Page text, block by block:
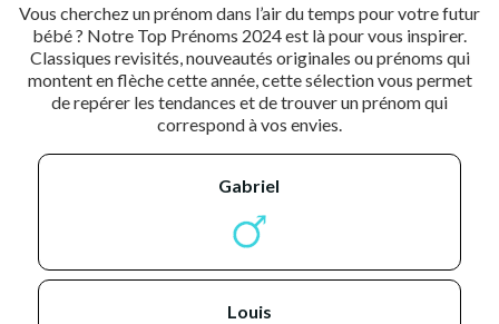
Vous cherchez un prénom dans l’air du temps pour votre futur
bébé ? Notre Top Prénoms 2024 est là pour vous inspirer.
Classiques revisités, nouveautés originales ou prénoms qui
montent en flèche cette année, cette sélection vous permet
de repérer les tendances et de trouver un prénom qui
correspond à vos envies.
gabriel
louis